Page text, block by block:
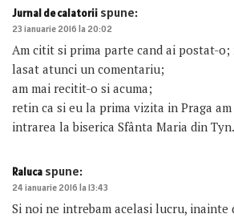
Jurnal de calatorii spune:
23 ianuarie 2016 la 20:02
Am citit si prima parte cand ai postat-o;
lasat atunci un comentariu;
am mai recitit-o si acuma;
retin ca si eu la prima vizita in Praga
intrarea la biserica Sfânta Maria din Tyn.
Raluca spune:
24 ianuarie 2016 la 13:43
Si noi ne intrebam acelasi lucru,